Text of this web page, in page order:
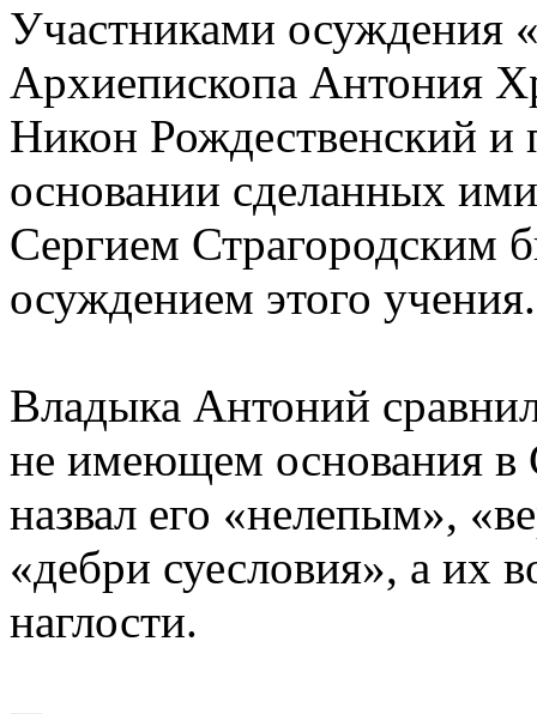
Участниками осуждения
Архиепископа Антония
Никон Рождественский
основании сделанных
Сергием Страгородским
осуждением этого учения.
Владыка Антоний
не имеющем основания
назвал его «нелепым»,
«дебри суесловия», а их
наглости.